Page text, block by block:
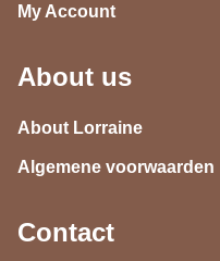
My Account
About us
About Lorraine
Algemene voorwaarden
Contact